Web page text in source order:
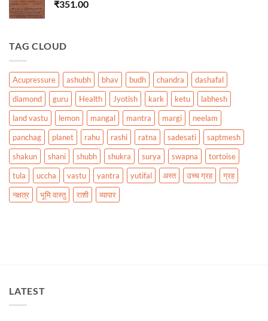
₹351.00
TAG CLOUD
Acupressure ashubh bhav budh chandra
dashafal
diamond
guru Health Jyotish kark ketu
labhesh
land vastu
lemon mangal mantra margi
neelam
panchag
planet rahu rashi ratna sadesati
saptmesh
shakun
shani shubh shukra surya swapna
tortoise
tula
uccha vastu yantra yutifal अस्त उच्च ग्रह
ग्रह
नक्षत्र
भूमि वास्तु राशी व्यापार
LATEST